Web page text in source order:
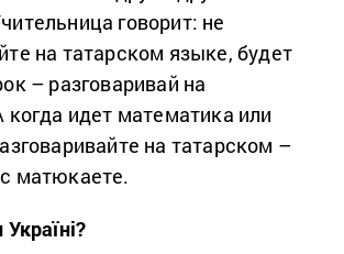
говорит: не
на татарском языке, будет
– разговаривай на
когда идет математика или
на татарском –
матюкаете.